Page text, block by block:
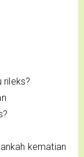
rileks?
kematian